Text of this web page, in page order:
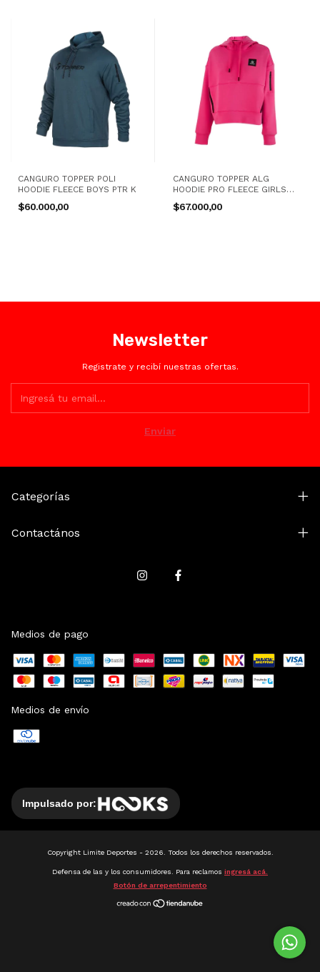
CANGURO TOPPER POLI
HOODIE FLEECE BOYS PTR K
$60.000,00
CANGURO TOPPER ALG
HOODIE PRO FLEECE GIRLS
TRNG FX K
$67.000,00
Newsletter
Registrate y recibí nuestras ofertas.
Categorías
Contactános
Medios de pago
Medios de envío
Impulsado por:
Copyright Limite Deportes - 2026. Todos los derechos reservados.
Defensa de las y los consumidores. Para reclamos ingresá acá.
Botón de arrepentimiento